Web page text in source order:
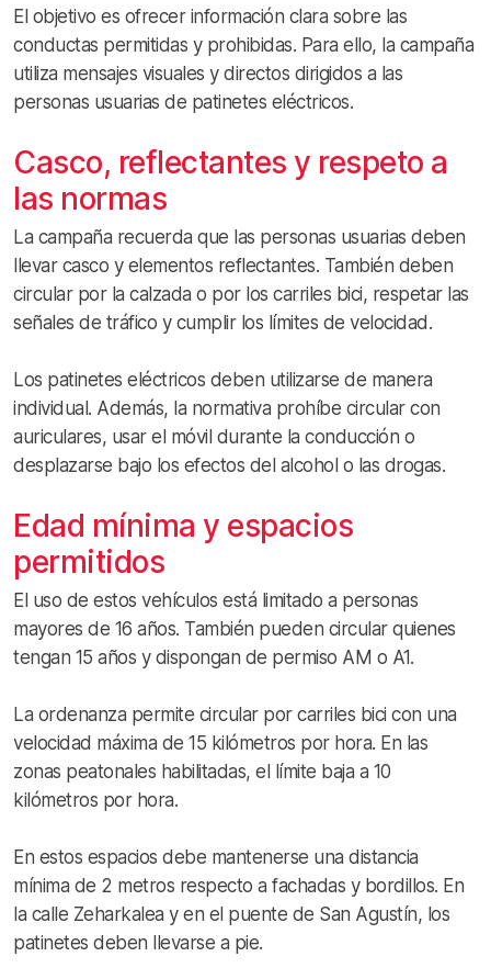
El objetivo es ofrecer información clara sobre las
conductas permitidas y prohibidas. Para ello, la campaña
utiliza mensajes visuales y directos dirigidos a las
personas usuarias de patinetes eléctricos.
Casco, reflectantes y respeto a
las normas
La campaña recuerda que las personas usuarias deben
llevar casco y elementos reflectantes. También deben
circular por la calzada o por los carriles bici, respetar las
señales de tráfico y cumplir los límites de velocidad.
Los patinetes eléctricos deben utilizarse de manera
individual. Además, la normativa prohíbe circular con
auriculares, usar el móvil durante la conducción o
desplazarse bajo los efectos del alcohol o las drogas.
Edad mínima y espacios
permitidos
El uso de estos vehículos está limitado a personas
mayores de 16 años. También pueden circular quienes
tengan 15 años y dispongan de permiso AM o A1.
La ordenanza permite circular por carriles bici con una
velocidad máxima de 15 kilómetros por hora. En las
zonas peatonales habilitadas, el límite baja a 10
kilómetros por hora.
En estos espacios debe mantenerse una distancia
mínima de 2 metros respecto a fachadas y bordillos. En
la calle Zeharkalea y en el puente de San Agustín, los
patinetes deben llevarse a pie.